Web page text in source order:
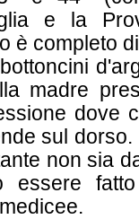
e la
è completo
madre
dove
sul
non sia
essere